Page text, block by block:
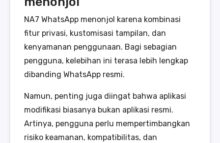
NA7 WhatsApp menonjol karena kombinasi
fitur privasi, kustomisasi tampilan, dan
kenyamanan penggunaan. Bagi sebagian
pengguna, kelebihan ini terasa lebih lengkap
dibanding WhatsApp resmi.
Namun, penting juga diingat bahwa aplikasi
modifikasi biasanya bukan aplikasi resmi.
Artinya, pengguna perlu mempertimbangkan
risiko keamanan, kompatibilitas, dan